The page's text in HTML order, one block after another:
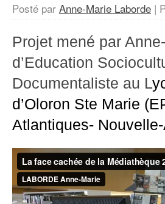
Posté par Anne-Marie Laborde |
Projet mené par
d’Education
Documentaliste au L
d’Oloron Ste Marie
Atlantiques-